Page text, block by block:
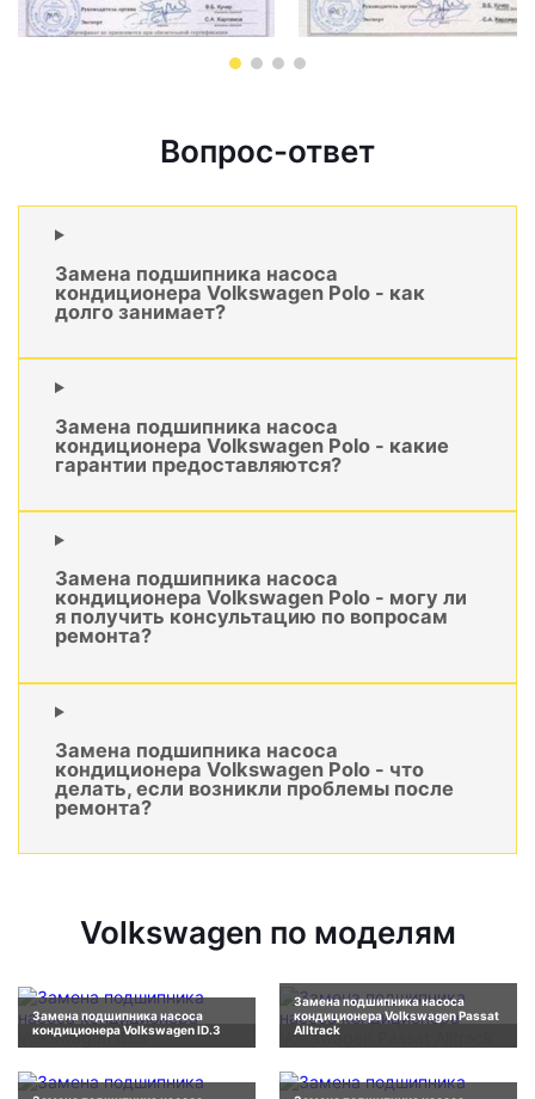
Вопрос-ответ
Замена подшипника насоса
кондиционера Volkswagen Polo - как
долго занимает?
Замена подшипника насоса
кондиционера Volkswagen Polo - какие
гарантии предоставляются?
Замена подшипника насоса
кондиционера Volkswagen Polo - могу ли
я получить консультацию по вопросам
ремонта?
Замена подшипника насоса
кондиционера Volkswagen Polo - что
делать, если возникли проблемы после
ремонта?
Volkswagen по моделям
Замена подшипника насоса
кондиционера Volkswagen ID.3
Замена подшипника насоса
кондиционера Volkswagen Passat
Alltrack